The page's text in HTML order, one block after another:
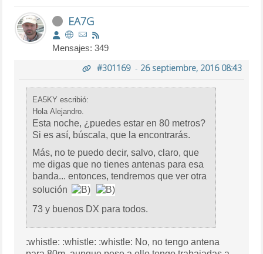
EA7G
Mensajes: 349
#301169- 26 septiembre, 2016 08:43
EA5KY escribió:
Hola Alejandro.
Esta noche, ¿puedes estar en 80 metros?
Si es así, búscala, que la encontrarás.
Más, no te puedo decir, salvo, claro, que
me digas que no tienes antenas para esa
banda... entonces, tendremos que ver otra
solución
73 y buenos DX para todos.
:whistle: :whistle: :whistle: No, no tengo antena